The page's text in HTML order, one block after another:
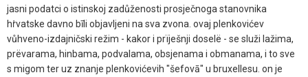
jasni podatci o istinskoj zadůženosti prosječnoga stanovnika
hṙvatske davno bīli objavljeni na sva zvona. ovaj plenkovićev
vůhveno-izdajničski režim - kakor i prïješnji doselë - se služi lažima,
prëvarama, hinbama, podvalama, obsjenama i obmanama, i to sve
s migom ter uz znanje plenkovićevih "šefovā" u bruxellesu. on je